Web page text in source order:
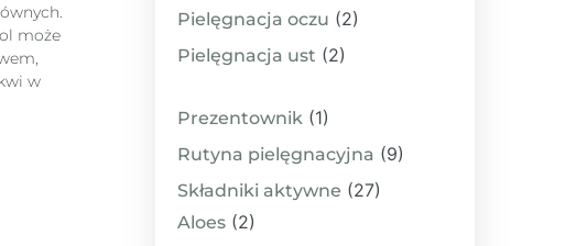
może
w
Pielęgnacja oczu (2)
Pielęgnacja ust (2)
Prezentownik (1)
Rutyna pielęgnacyjna (9)
Składniki aktywne (27)
Aloes (2)